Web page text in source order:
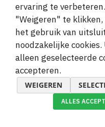
Klantenservice
Veilige en
ervaring te
"Weigeren" te
het gebruik van
noodzakelijke
alleen geselecteerde
accepteren.
WEIGEREN
ALLES